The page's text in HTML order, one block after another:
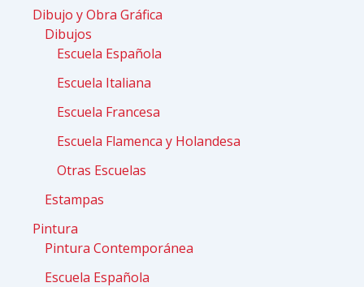
Dibujo y Obra Gráfica
Dibujos
Escuela Española
Escuela Italiana
Escuela Francesa
Escuela Flamenca y Holandesa
Otras Escuelas
Estampas
Pintura
Pintura Contemporánea
Escuela Española